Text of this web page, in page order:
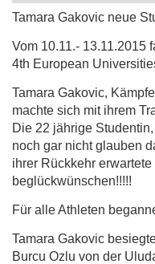
Tamara Gakovic neue
Vom 10.11.- 13.11.2015
4th European
Tamara Gakovic,
machte sich mit ihrem
Die 22 jährige
noch gar nicht glauben
ihrer Rückkehr
beglückwünschen!!!!!
Für alle Athleten
Tamara Gakovic
Burcu Ozlu von der